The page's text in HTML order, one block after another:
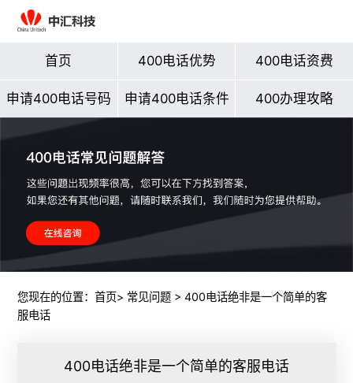
首页 400电话优势 400电话资费
申请400电话号码 申请400电话条件 400办理攻略
您现在的位置： 首页> 常见问题> 400电话绝非是一个简单的客
服电话
400电话绝非是一个简单的客服电话